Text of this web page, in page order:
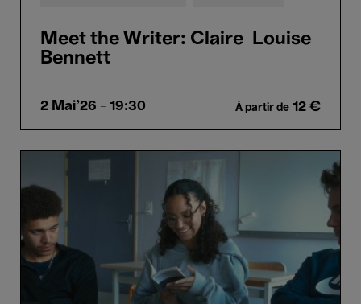
Meet the Writer: Claire-Louise
Bennett
2 Mai'26 - 19:30 À partir de 12 €
vie
Annie
Ernaux
racontée
par
des